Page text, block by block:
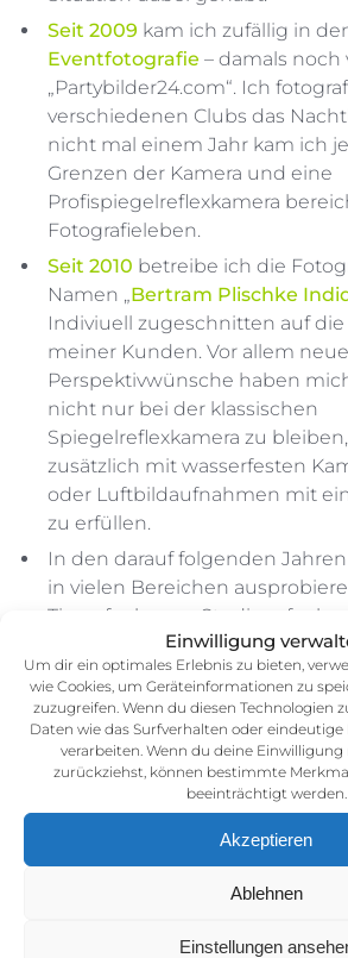
Einwilligung
Um dir ein optimales Erlebnis zu bieten,
wie Cookies, um Geräteinformationen zu
zuzugreifen. Wenn du diesen Technologien
Daten wie das Surfverhalten oder eindeutige
verarbeiten. Wenn du deine
zurückziehst, können bestimmte
beeinträchtigt werden.
Akzeptieren
Ablehnen
Einstellungen
Seit 2009 kam ich zufällig in
Eventfotografie – damals noch
„Partybilder24.com“. Ich
verschiedenen Clubs das
nicht mal einem Jahr kam ich
Grenzen der Kamera und eine
Profispiegelreflexkamera
Fotografieleben.
Seit 2010 betreibe ich die
Namen „Bertram Plischke
Indiviuell zugeschnitten auf
meiner Kunden. Vor allem neue
Perspektivwünsche haben
nicht nur bei der klassischen
Spiegelreflexkamera zu
zusätzlich mit wasserfesten
oder Luftbildaufnahmen mit
zu erfüllen.
In den darauf folgenden
in vielen Bereichen
Tieraufnahmen,
Luftaufnahmen, Hochzeiten
Eventfotografie von
Break, Radio Brocken Stars for
Großprojekte, wie z.B. eine
Urlaubskatalogfotografie für
ich 2013 etwa 3 Monate lang in
Ländern Europas begleitet
Inzwischen konnte ich viele
Stellen- sowie Qualitätswert